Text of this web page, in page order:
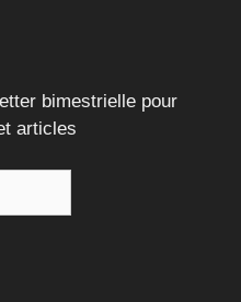
bimestrielle pour
articles